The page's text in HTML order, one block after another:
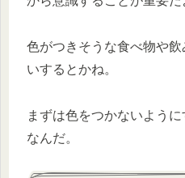
色がつきそうな食べ物や
いするとかね。
まずは色をつかないよう
なんだ。